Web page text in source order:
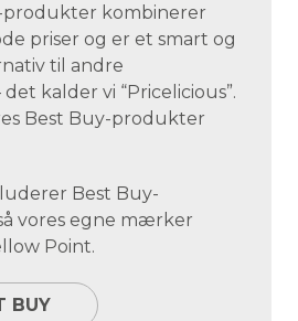
produkter kombinerer
priser og er et smart og
til andre
kalder vi “Pricelicious”.
Best Buy-produkter
Best Buy-
vores egne mærker
Point.
BUY